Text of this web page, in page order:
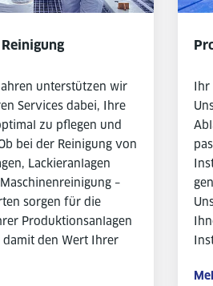
unterstützen wir
Services dabei, Ihre
zu pflegen und
bei der Reinigung von
Lackieranlagen
–
sorgen für die
Produktionsanlagen
den Wert Ihrer
Ihr